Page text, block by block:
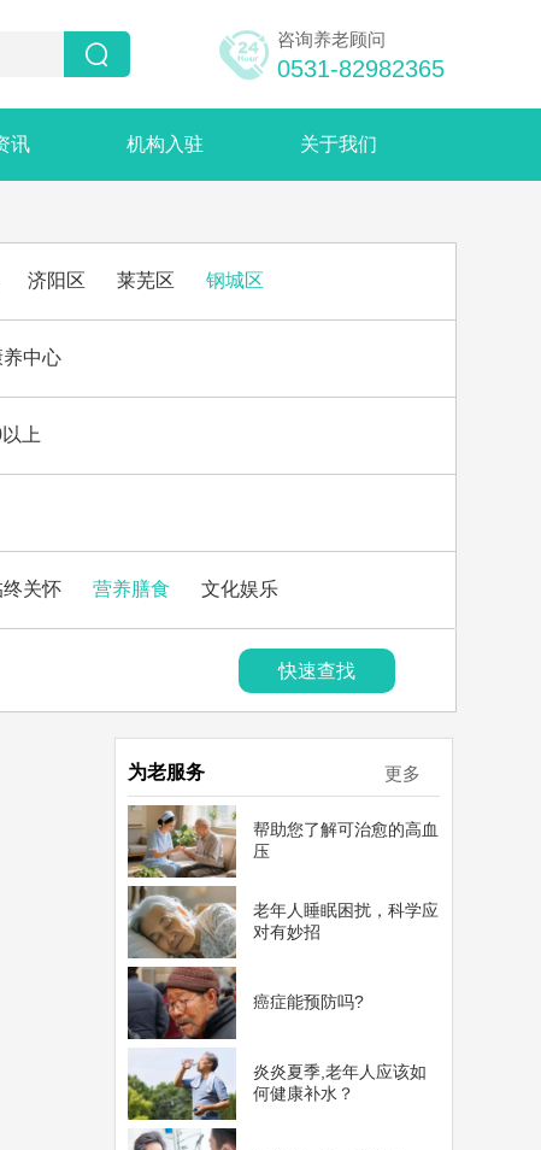
  咨询养老顾问
0531-82982365
讯 机构入驻 关于我们
济阳区 莱芜区 钢城区
养中心
上
终关怀 营养膳食 文化娱乐
快速查找
为老服务 更多
帮助您了解可治愈的高血
压
老年人睡眠困扰，科学应
对有妙招
癌症能预防吗?
炎炎夏季,老年人应该如
何健康补水？